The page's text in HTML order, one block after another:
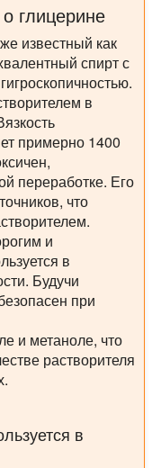
глицерине
известный как
спирт с
в
примерно 1400
переработке. Его
что
и
в
Будучи
при
и метаноле, что
растворителя
в